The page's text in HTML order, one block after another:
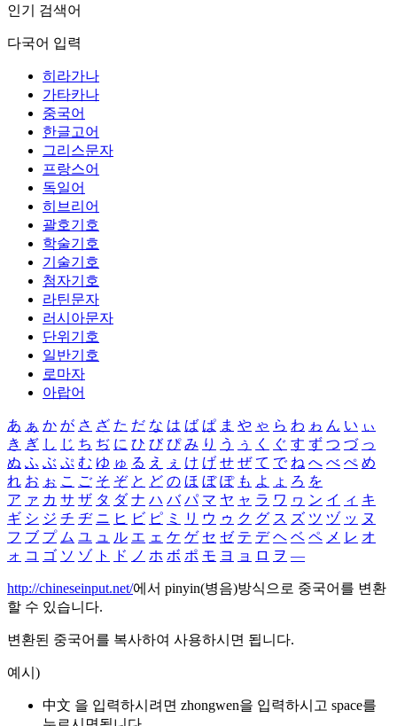
인기 검색어
다국어 입력
히라가나
가타카나
중국어
한글고어
그리스문자
프랑스어
독일어
히브리어
괄호기호
학술기호
기술기호
첨자기호
라틴문자
러시아문자
단위기호
일반기호
로마자
아랍어
あ ぁ か が さ ざ た だ な は ば ぱ ま や ゃ ら わ ゎ ん い ぃ
き ぎ し じ ち ぢ に ひ び ぴ み り う ぅ く ぐ す ず つ づ っ
ぬ ふ ぶ ぷ む ゆ ゅ る え ぇ け げ せ ぜ て で ね へ べ ぺ め
れ お ぉ こ ご そ ぞ と ど の ほ ぼ ぽ も よ ょ ろ を
ア ァ カ サ ザ タ ダ ナ ハ バ パ マ ヤ ャ ラ ワ ヮ ン イ ィ キ
ギ シ ジ チ ヂ ニ ヒ ビ ピ ミ リ ウ ゥ ク グ ス ズ ツ ヅ ッ ヌ
フ ブ プ ム ユ ュ ル エ ェ ケ ゲ セ ゼ テ デ ヘ ベ ペ メ レ オ
ォ コ ゴ ソ ゾ ト ド ノ ホ ボ ポ モ ヨ ョ ロ ヲ ―
http://chineseinput.net/에서 pinyin(병음)방식으로 중국어를 변환
할 수 있습니다.
변환된 중국어를 복사하여 사용하시면 됩니다.
예시)
中文 을 입력하시려면 zhongwen을 입력하시고 space를